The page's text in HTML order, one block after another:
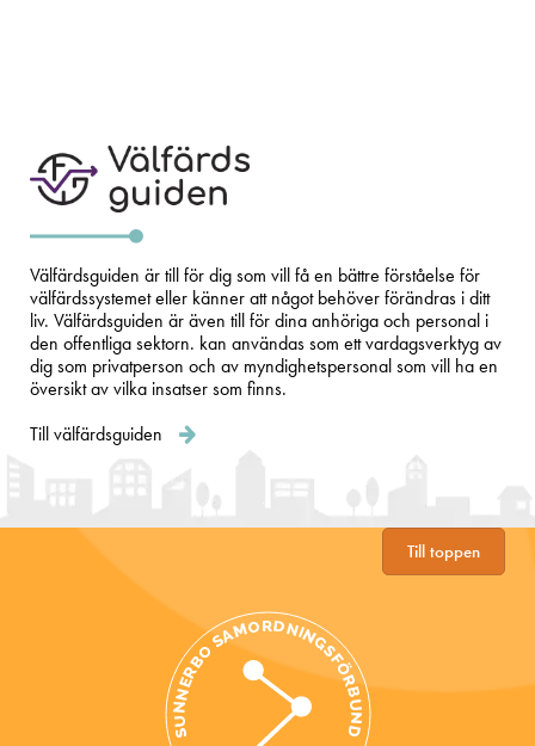
Välfärdsguiden är till för dig som vill få en bättre förståelse för
välfärdssystemet eller känner att något behöver förändras i ditt
liv. Välfärdsguiden är även till för dina anhöriga och personal i
den offentliga sektorn. kan användas som ett vardagsverktyg av
dig som privatperson och av myndighetspersonal som vill ha en
översikt av vilka insatser som finns.
Till välfärdsguiden
Till toppen